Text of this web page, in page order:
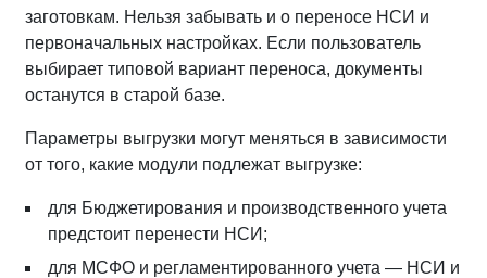
заготовкам. Нельзя забывать и о переносе НСИ и
первоначальных настройках. Если пользователь
выбирает типовой вариант переноса, документы
останутся в старой базе.
Параметры выгрузки могут меняться в зависимости
от того, какие модули подлежат выгрузке:
для Бюджетирования и производственного учета
предстоит перенести НСИ;
для МСФО и регламентированного учета — НСИ и